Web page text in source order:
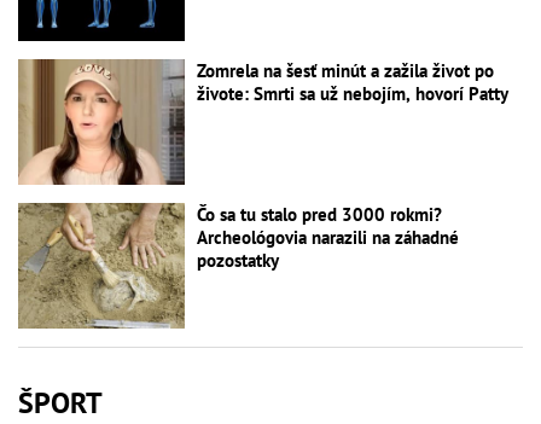
Zomrela na šesť minút a zažila život po
živote: Smrti sa už nebojím, hovorí Patty
Čo sa tu stalo pred 3000 rokmi?
Archeológovia narazili na záhadné
pozostatky
ŠPORT